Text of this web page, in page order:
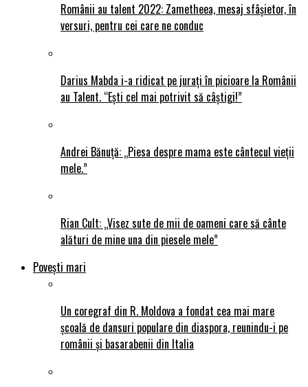
Românii au talent 2022: Zametheea, mesaj sfâșietor, în
versuri, pentru cei care ne conduc
Darius Mabda i-a ridicat pe jurați în picioare la Românii
au Talent. “Ești cel mai potrivit să câștigi!”
Andrei Bănuță: „Piesa despre mama este cântecul vieții
mele.”
Rian Cult: „Visez sute de mii de oameni care să cânte
alături de mine una din piesele mele”
Povești mari
Un coregraf din R. Moldova a fondat cea mai mare
școală de dansuri populare din diaspora, reunindu-i pe
românii și basarabenii din Italia